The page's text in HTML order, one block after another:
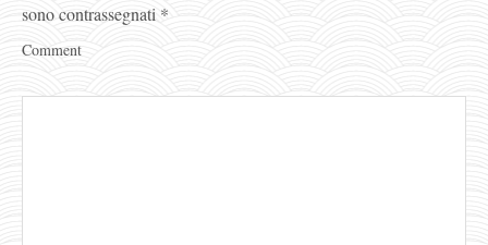
sono contrassegnati *
Comment